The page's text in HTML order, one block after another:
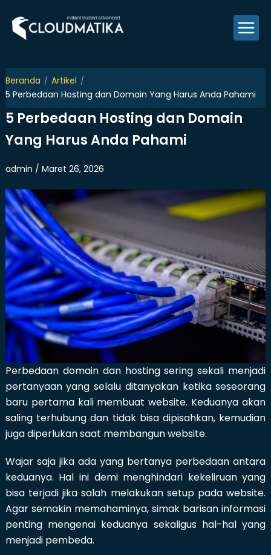
content
Beranda
Artikel
5 Perbedaan Hosting dan Domain Yang Harus Anda Pahami
5 Perbedaan Hosting dan Domain
Yang Harus Anda Pahami
admin / Maret 26, 2026
Perbedaan domain dan hosting sering sekali menjadi
pertanyaan yang selalu ditanyakan ketika seseorang
baru pertama kali membuat website. Keduanya akan
saling terhubung dan tidak bisa dipisahkan, kemudian
juga diperlukan saat membangun website.
Wajar saja jika ada yang bertanya perbedaan antara
keduanya. Hal ini demi menghindari kekeliruan yang
bisa terjadi jika salah melakukan setup pada website.
Agar semakin memahaminya, simak barisan informasi
penting mengenai keduanya sekaligus hal-hal yang
menjadi pembeda.